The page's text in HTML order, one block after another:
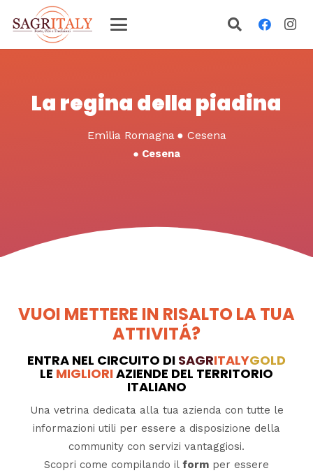
La regina della piadina
Emilia Romagna ● Cesena
● Cesena
VUOI METTERE IN RISALTO LA TUA
ATTIVITÁ?
ENTRA NEL CIRCUITO DI SAGRITALYGOLD
LE MIGLIORIAZIENDE DEL TERRITORIO
ITALIANO
Una vetrina dedicata alla tua azienda con tutte le
informazioni utili per essere a disposizione della
community con servizi vantaggiosi.
Scopri come compilando il form per essere